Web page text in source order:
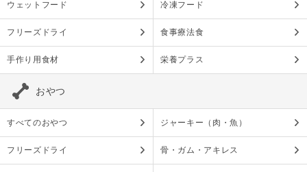
ウェットフード 冷凍フード
フリーズドライ 食事療法食
手作り用食材 栄養プラス
おやつ
すべてのおやつ ジャーキー（肉・魚）
フリーズドライ 骨・ガム・アキレス